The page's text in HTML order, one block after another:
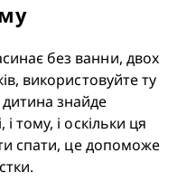
без ванни, двох
використовуйте ту
знайде
тому, і оскільки ця
спати, це допоможе